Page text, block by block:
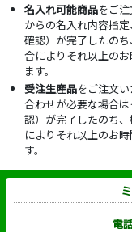
名入れ可能商品をご
からの名入れ内容指
確認）が完了したの
合によりそれ以上の
ます。
受注生産品をご注文
合わせが必要な場合
認）が完了したのち
によりそれ以上のお
す。
電